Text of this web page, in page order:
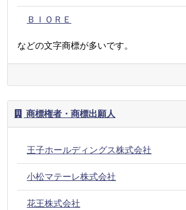
ＢＩＯＲＥ
などの文字商標が多いです。
商標権者・商標出願人
王子ホールディングス株式会社
小松マテーレ株式会社
花王株式会社